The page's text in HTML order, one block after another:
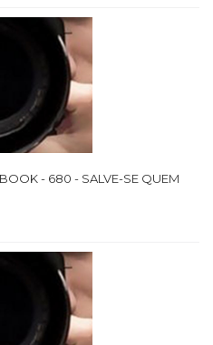
- 680 - SALVE-SE QUEM